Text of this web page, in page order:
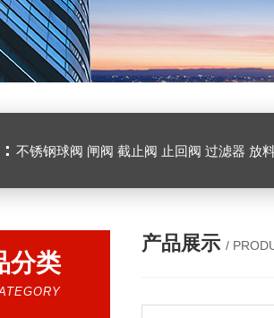
不锈钢球阀 闸阀 截止阀 止回阀 过滤器 放
分类
产品展示 /